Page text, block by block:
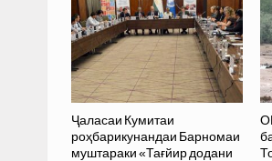
Ҷаласаи Кумитаи
роҳбарикунандаи Барномаи
муштараки «Тағйир додани